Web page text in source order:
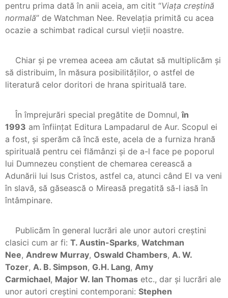
pentru prima dată în anii aceia, am citit “Viața creștină
normală” de Watchman Nee. Revelația primită cu acea
ocazie a schimbat radical cursul vieții noastre.
Chiar și pe vremea aceea am căutat să multiplicăm și
să distribuim, în măsura posibilităților, o astfel de
literatură celor doritori de hrana spirituală tare.
În împrejurări special pregătite de Domnul,în
1993 am înființat Editura Lampadarul de Aur. Scopul ei
a fost, și sperăm că încă este, acela de a furniza hrană
spirituală pentru cei flămânzi și de a-l face pe poporul
lui Dumnezeu conștient de chemarea cerească a
Adunării lui Isus Cristos, astfel ca, atunci când El va veni
în slavă, să găsească o Mireasă pregatită să-I iasă în
întâmpinare.
Publicăm în general lucrări ale unor autori creștini
clasici cum ar fi: T. Austin-Sparks, Watchman
Nee, Andrew Murray, Oswald Chambers, A. W.
Tozer, A. B. Simpson, G.H. Lang, Amy
Carmichael, Major W. Ian Thomas etc., dar și lucrări ale
unor autori creștini contemporani: Stephen